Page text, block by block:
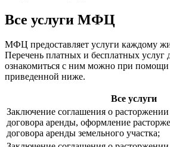
Все услуги МФЦ
МФЦ предоставляет услуги каждому
Перечень платных и бесплатных услуг
ознакомиться с ним можно при
приведенной ниже.
Все услуги
Заключение соглашения о
договора аренды, оформление
договора аренды земельного участка;